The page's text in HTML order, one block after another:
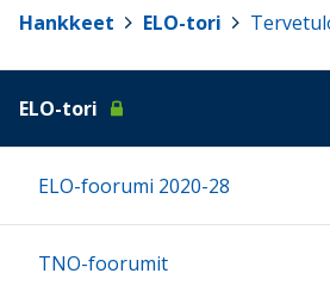
Hankkeet ELO-tori
ELO-tori
ELO-foorumi 2020-28
TNO-foorumit